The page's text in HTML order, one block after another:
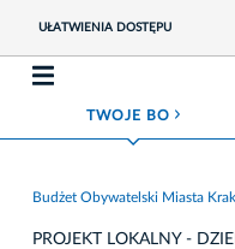
UŁATWIENIA DOSTĘPU
TWOJE BO ROZWIŃ MENU
Budżet Obywatelski Miasta
PROJEKT LOKALNY -